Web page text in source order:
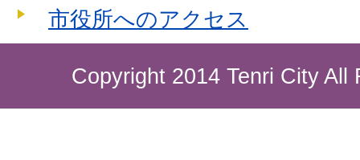
市役所へのアクセス
Copyright 2014 Tenri City All